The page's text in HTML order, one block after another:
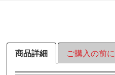
商品詳細 ご購入の前に